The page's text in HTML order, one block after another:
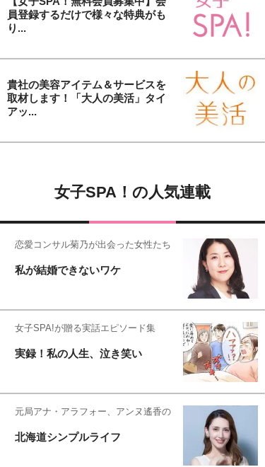
員登録するだけで様々な特典がも
り...
貴社の美容アイテム＆サービスを
取材します！「大人の美活」タイ
アッ...
女子SPA！の人気連載
恋愛コンサル菊乃が出会った女性たち
私が結婚できないワケ
女子SPA!が贈る実話エピソード集
実録！私の人生、泣き笑い
元局アナ・アラフォー、アンヌ遙香の
北海道シンプルライフ